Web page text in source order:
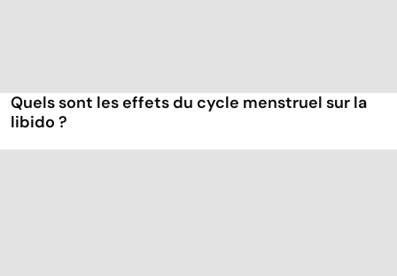
Quels sont les effets du cycle menstruel sur la
libido ?